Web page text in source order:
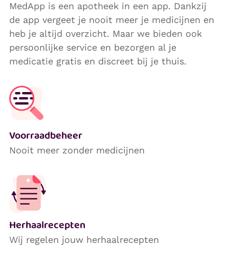
MedApp is een apotheek in een app. Dankzij
de app vergeet je nooit meer je medicijnen en
heb je altijd overzicht. Maar we bieden ook
persoonlijke service en bezorgen al je
medicatie gratis en discreet bij je thuis.
Voorraadbeheer
Nooit meer zonder medicijnen
Herhaalrecepten
Wij regelen jouw herhaalrecepten